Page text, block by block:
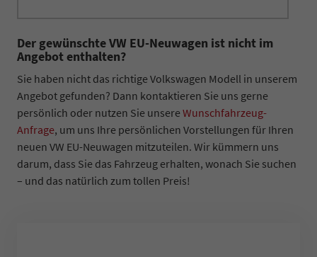
Der gewünschte VW EU-Neuwagen ist nicht im
Angebot enthalten?
Sie haben nicht das richtige Volkswagen Modell in unserem
Angebot gefunden? Dann kontaktieren Sie uns gerne
persönlich oder nutzen Sie unsereWunschfahrzeug-
Anfrage, um uns Ihre persönlichen Vorstellungen für Ihren
neuen VW EU-Neuwagen mitzuteilen. Wir kümmern uns
darum, dass Sie das Fahrzeug erhalten, wonach Sie suchen
– und das natürlich zum tollen Preis!